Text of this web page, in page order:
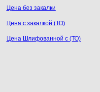
Цена без закалки
Цена с закалкой (ТО)
Цена Шлифованной с (ТО)